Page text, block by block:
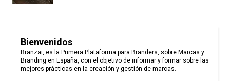
Bienvenidos
Branzai, es la Primera Plataforma para Branders, sobre Marcas y
Branding en España, con el objetivo de informar y formar sobre las
mejores prácticas en la creación y gestión de marcas.